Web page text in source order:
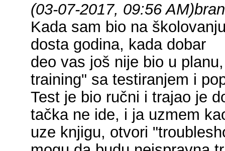
(03-07-2017, 09:56 AM)
Kada sam bio na
dosta godina, kada dobar
deo vas još nije bio u
training" sa testiranjem i
Test je bio ručni i trajao je
tačka ne ide, i ja uzmem
uze knjigu, otvori